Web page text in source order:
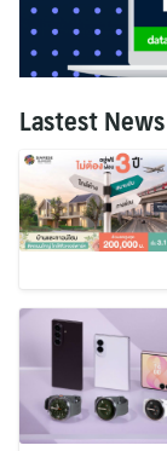
Lastest News